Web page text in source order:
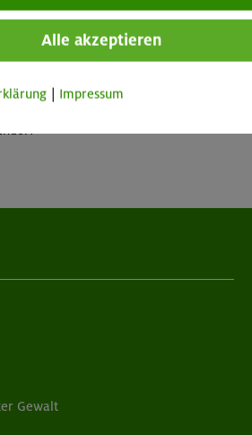
Gewalt
Alle akzeptieren
Impressum